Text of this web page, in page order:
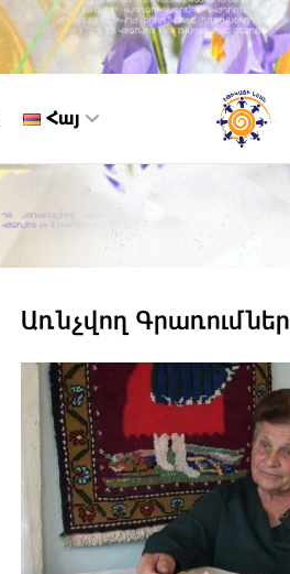
Հայ
Առնչվող Գրառումներ